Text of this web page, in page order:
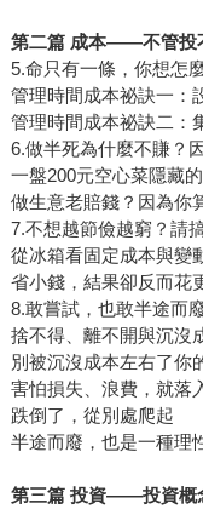
第二篇 成本——不管投
5.命只有一條，你想
管理時間成本祕訣一：
管理時間成本祕訣二：
6.做半死為什麼不賺？
一盤200元空心菜隱藏
做生意老賠錢？因為你
7.不想越節儉越窮？請
從冰箱看固定成本與變
省小錢，結果卻反而花
8.敢嘗試，也敢半途而
捨不得、離不開與沉沒
別被沉沒成本左右了你
害怕損失、浪費，就落
跌倒了，從別處爬起
半途而廢，也是一種理
第三篇 投資——投資概